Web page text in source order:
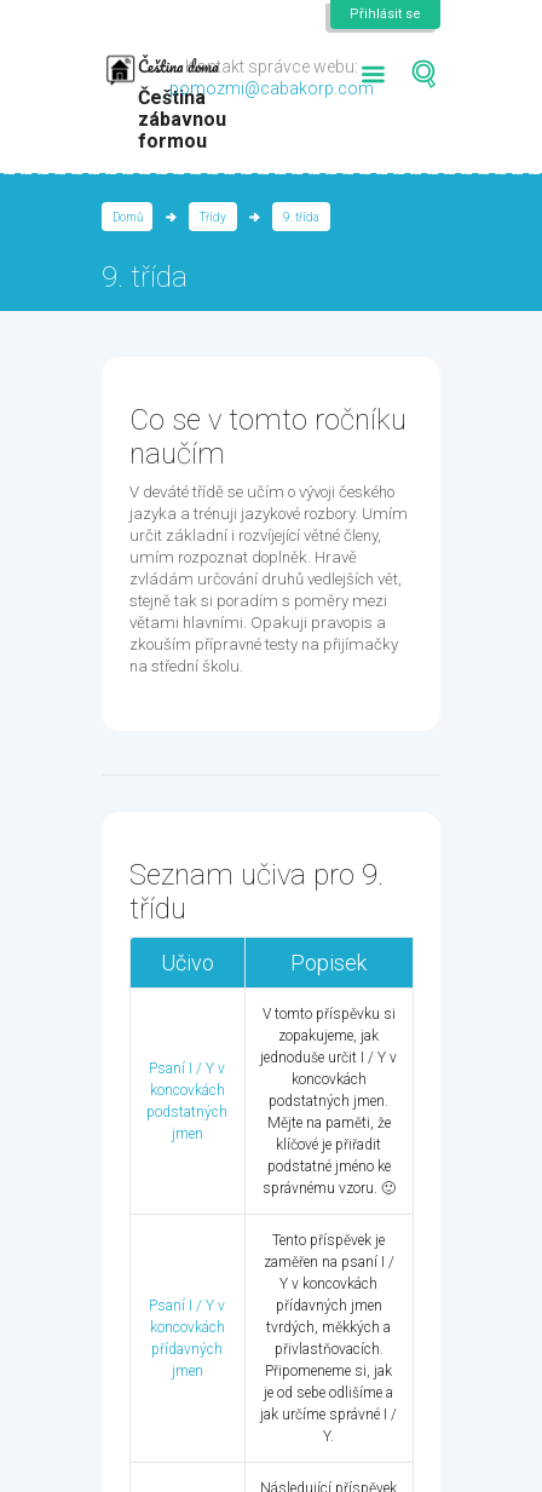
Přihlásit se
Kontakt správce webu:
pomozmi@cabakorp.com
Čeština doma
Čeština
zábavnou
formou
Domů Třídy 9. třída
9. třída
Co se v tomto ročníku
naučím
V deváté třídě se učím o vývoji českého
jazyka a trénuji jazykové rozbory. Umím
určit základní i rozvíjející větné členy,
umím rozpoznat doplněk. Hravě
zvládám určování druhů vedlejších vět,
stejně tak si poradím s poměry mezi
větami hlavními. Opakuji pravopis a
zkouším přípravné testy na přijímačky
na střední školu.
Seznam učiva pro 9.
třídu
Učivo Popisek
Psaní I / Y v
koncovkách
podstatných
jmen
V tomto příspěvku si
zopakujeme, jak
jednoduše určit I / Y v
koncovkách
podstatných jmen.
Mějte na paměti, že
klíčové je přiřadit
podstatné jméno ke
správnému vzoru. 🙂
Psaní I / Y v
koncovkách
přídavných
jmen
Tento příspěvek je
zaměřen na psaní I /
Y v koncovkách
přídavných jmen
tvrdých, měkkých a
přivlastňovacích.
Připomeneme si, jak
je od sebe odlišíme a
jak určíme správné I /
Y.